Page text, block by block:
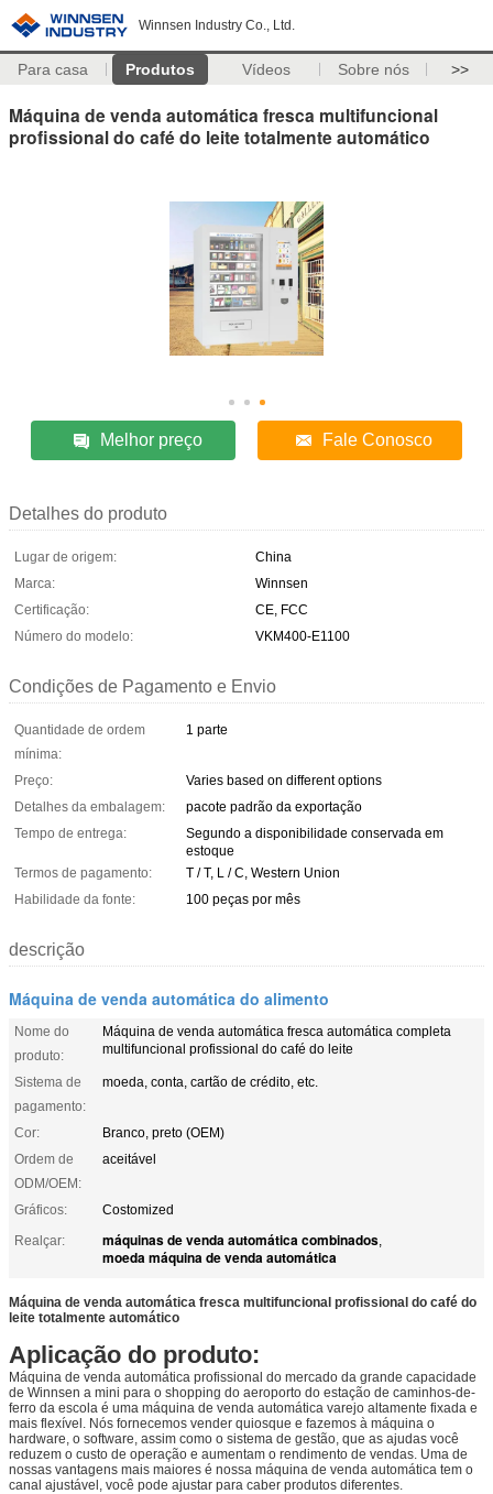
Winnsen Industry Co., Ltd.
Para casa Produtos Vídeos Sobre nós >>
Máquina de venda automática fresca multifuncional
profissional do café do leite totalmente automático
Melhor preço Fale Conosco
Detalhes do produto
Lugar de origem:
China
Marca:
Winnsen
Certificação:
CE, FCC
Número do modelo:
VKM400-E1100
Condições de Pagamento e Envio
Quantidade de ordem
mínima:
1 parte
Preço:
Varies based on different options
Detalhes da embalagem:
pacote padrão da exportação
Tempo de entrega:
Segundo a disponibilidade conservada em
estoque
Termos de pagamento:
T / T, L / C, Western Union
Habilidade da fonte:
100 peças por mês
descrição
Máquina de venda automática do alimento
Nome do
produto:
Máquina de venda automática fresca automática completa
multifuncional profissional do café do leite
Sistema de
pagamento:
moeda, conta, cartão de crédito, etc.
Cor:
Branco, preto (OEM)
Ordem de
ODM/OEM:
aceitável
Gráficos:
Costomized
Realçar:
máquinas de venda automática combinados,
moeda máquina de venda automática
Máquina de venda automática fresca multifuncional profissional do café do
leite totalmente automático
Aplicação do produto:
Máquina de venda automática profissional do mercado da grande capacidade
de Winnsen a mini para o shopping do aeroporto do estação de caminhos-de-
ferro da escola é uma máquina de venda automática varejo altamente fixada e
mais flexível. Nós fornecemos vender quiosque e fazemos à máquina o
hardware, o software, assim como o sistema de gestão, que as ajudas você
reduzem o custo de operação e aumentam o rendimento de vendas. Uma de
nossas vantagens mais maiores é nossa máquina de venda automática tem o
canal ajustável, você pode ajustar para caber produtos diferentes.